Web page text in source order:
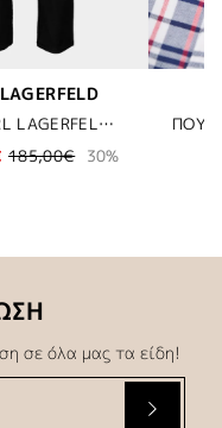
289,52€ 329,00€
σε όλα μας τα είδη!